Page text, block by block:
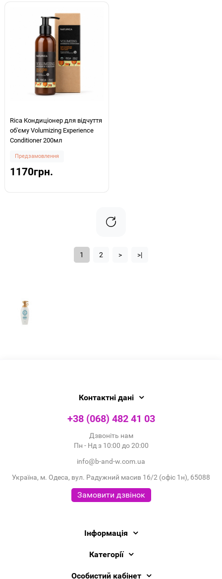
Rica Кондиціонер для відчуття
об'єму Volumizing Experience
Conditioner 200мл
Предзамовлення
1170грн.
1 2 > >|
Контактні дані
+38 (068) 482 41 03
Дзвоніть нам
Пн - Нд з 10:00 до 20:00
info@b-and-w.com.ua
Україна, м. Одеса, вул. Радужний масив 16/2 (офіс 1н), 65088
Замовити дзвінок
Інформація
Категорії
Особистий кабінет